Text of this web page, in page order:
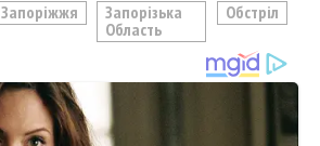
Запоріжжя
Запорізька
Область
Обстріл